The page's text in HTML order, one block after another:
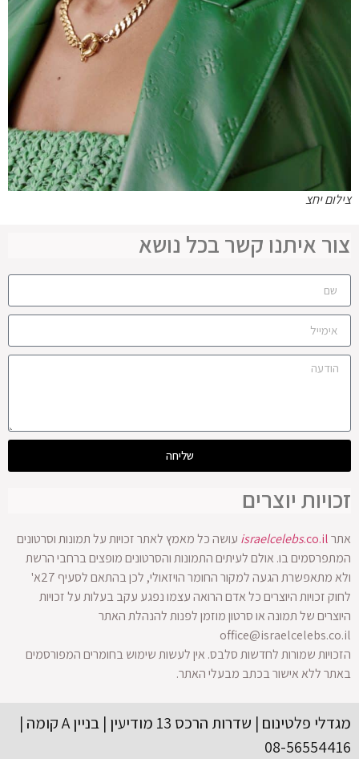
צילום יחצ
צור איתנו קשר בכל נושא
שליחה
זכויות יוצרים
אתר israelcelebs.co.il
עושה כל מאמץ לאתר זכויות על תמונות וסרטונים
המתפרסמים בו. אולם לעיתים התמונות והסרטונים מופצים ברחבי הרשת
ולא מתאפשרת הגעה למקור החומר הויזאולי, לכן בהתאם לסעיף 27א'
לחוק זכויות היוצרים כל אדם הרואה עצמו נפגע עקב בעלות על זכויות
היוצרים של תמונה או סרטון מוזמן לפנות להנהלת האתר
office@israelcelebs.co.il
הזכויות שמורות לחדשות סלבס. אין לעשות שימוש בחומרים המפורסמים
באתר ללא אישור בכתב מבעלי האתר.
מגדלי פלטינום | שדרות הרכס 13 מודיעין | בניין A קומה |
08-56554416